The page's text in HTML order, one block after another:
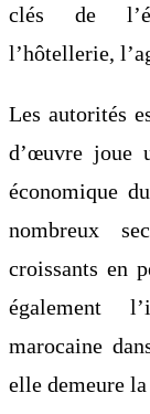
clés de
l’hôtellerie,
Les autorités
d’œuvre joue
économique
nombreux
croissants en
également
marocaine
elle demeure